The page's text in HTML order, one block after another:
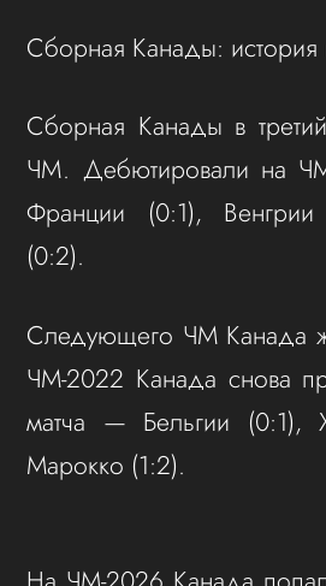
Сборная Канады:
Сборная Канады в
ЧМ. Дебютировали на
Франции (0:1),
(0:2).
Следующего ЧМ Канада
ЧМ-2022 Канада снова
матча — Бельгии (0:1),
Марокко (1:2).